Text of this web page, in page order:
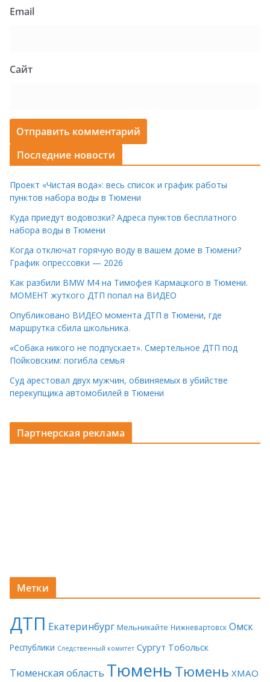
Email
Сайт
Последние новости
Проект «Чистая вода»: весь список и график работы
пунктов набора воды в Тюмени
Куда приедут водовозки? Адреса пунктов бесплатного
набора воды в Тюмени
Когда отключат горячую воду в вашем доме в Тюмени?
График опрессовки — 2026
Как разбили BMW M4 на Тимофея Кармацкого в Тюмени.
МОМЕНТ жуткого ДТП попал на ВИДЕО
Опубликовано ВИДЕО момента ДТП в Тюмени, где
маршрутка сбила школьника.
«Собака никого не подпускает». Смертельное ДТП под
Пойковским: погибла семья
Суд арестовал двух мужчин, обвиняемых в убийстве
перекупщика автомобилей в Тюмени
Партнерская реклама
Метки
ДТП Екатеринбург Мельникайте Нижневартовск Омск
Республики Следственный комитет Сургут Тобольск
Тюменская область ТюменьТюмень ХМАО